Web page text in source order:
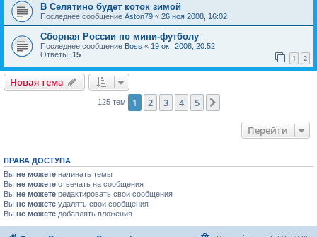
В Селятино будет коток зимой
Последнее сообщение Aston79 « 26 ноя 2008, 16:02
Сборная России по мини-футболу
Последнее сообщение Boss « 19 окт 2008, 20:52
Ответы: 15 1 2
Новая тема
125 тем 1 2 3 4 5
Перейти
ПРАВА ДОСТУПА
Вы не можете начинать темы
Вы не можете отвечать на сообщения
Вы не можете редактировать свои сообщения
Вы не можете удалять свои сообщения
Вы не можете добавлять вложения